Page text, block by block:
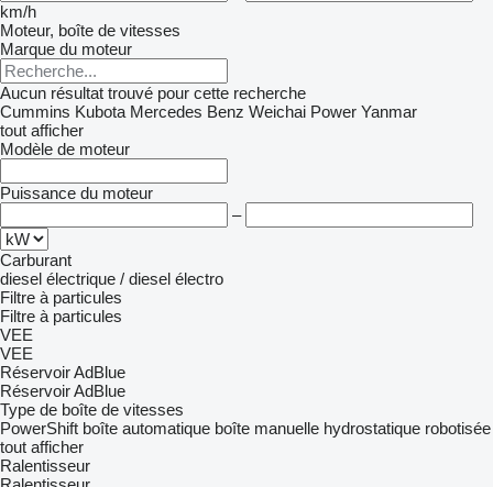
km/h
Moteur, boîte de vitesses
Marque du moteur
Aucun résultat trouvé pour cette recherche
Cummins Kubota Mercedes Benz Weichai Power Yanmar
tout afficher
Modèle de moteur
Puissance du moteur
–
Carburant
diesel électrique / diesel électro
Filtre à particules
Filtre à particules
VEE
VEE
Réservoir AdBlue
Réservoir AdBlue
Type de boîte de vitesses
PowerShift boîte automatique boîte manuelle hydrostatique robotisée
tout afficher
Ralentisseur